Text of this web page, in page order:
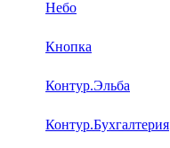
Небо
Кнопка
Контур.Эльба
Контур.Бухгалтерия